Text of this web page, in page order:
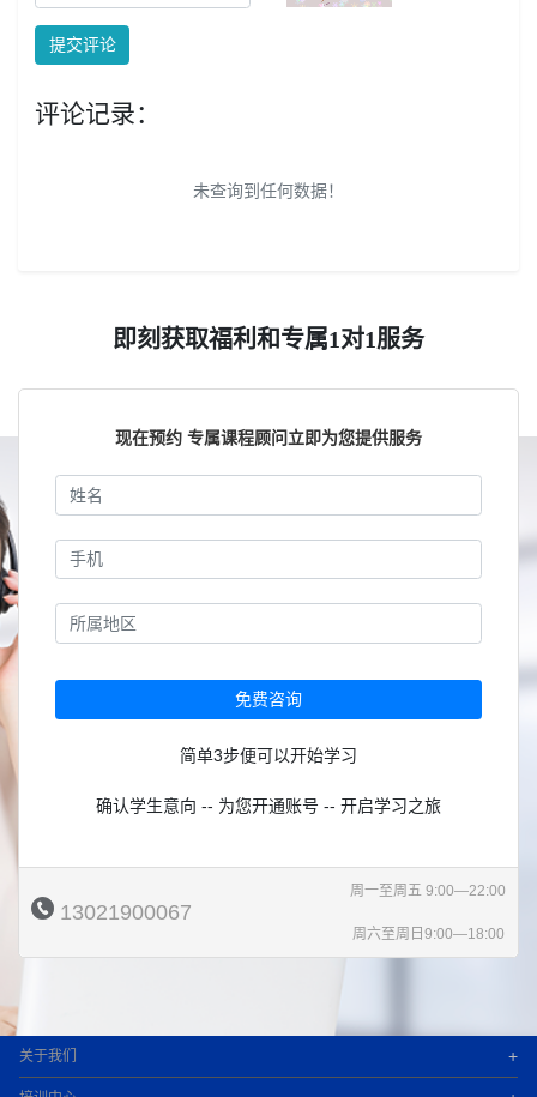
提交评论
评论记录：
未查询到任何数据！
即刻获取福利和专属1对1服务
现在预约 专属课程顾问立即为您提供服务
免费咨询
简单3步便可以开始学习
确认学生意向 -- 为您开通账号 -- 开启学习之旅
13021900067
周一至周五 9:00—22:00
周六至周日9:00—18:00
关于我们 +